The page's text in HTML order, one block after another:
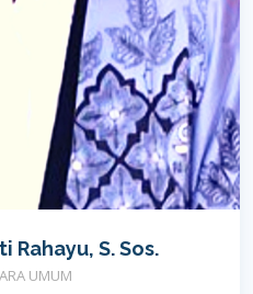
Rahayu, S. Sos.
UMUM